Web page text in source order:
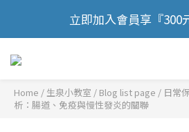
🎉 歡慶88節，滿額送膠原
立即加入會員享『300
🎉 歡慶88節，滿額送膠
Home / Blog list page / 日常
析：腸道、免疫與慢性發炎的關聯